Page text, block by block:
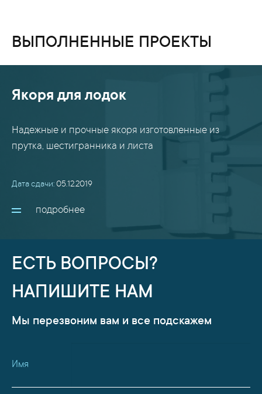
ВЫПОЛНЕННЫЕ ПРОЕКТЫ
Якоря для лодок
Надежные и прочные якоря изготовленные из
прутка, шестигранника и листа
Дата сдачи:05.12.2019
подробнее
ЕСТЬ ВОПРОСЫ?
НАПИШИТЕ НАМ
Мы перезвоним вам и все подскажем
Имя